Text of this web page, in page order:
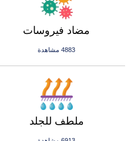
مضاد فيروسات
4883 مشاهدة
ملطف للجلد